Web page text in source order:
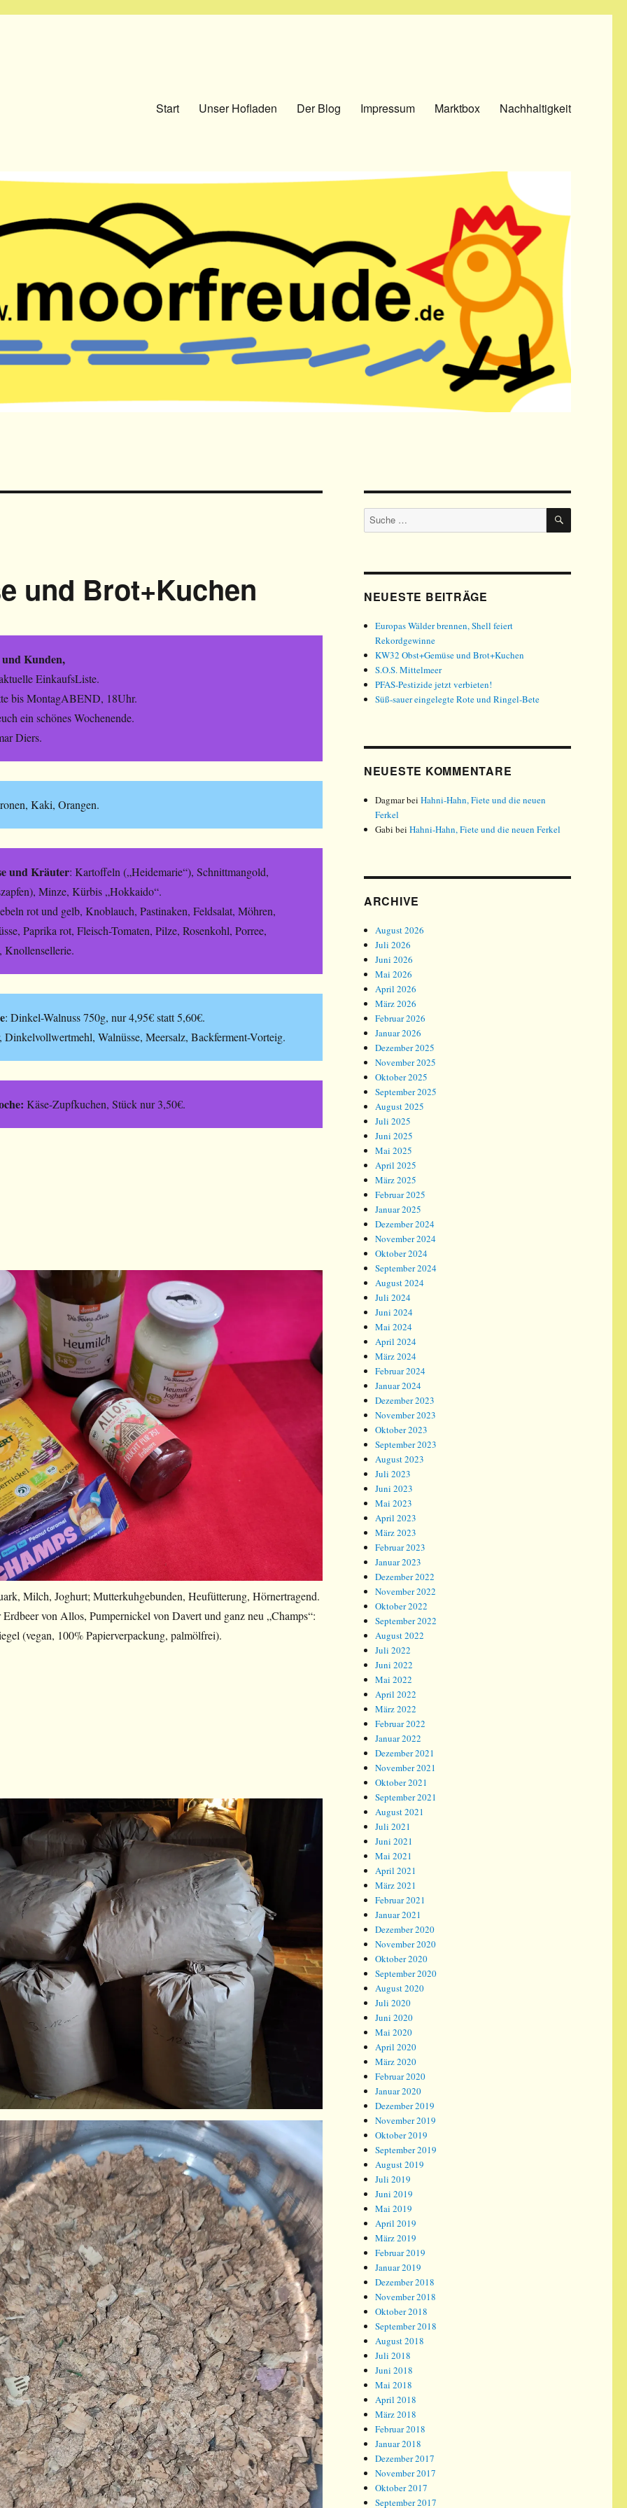
Start Unser Hofladen Der Blog Impressum Marktbox Nachhaltigkeit
und Brot+Kuchen
Kunden,
EinkaufsListe.
bis MontagABEND, 18Uhr.
ein schönes Wochenende.
Diers.
Kaki, Orangen.
und Kräuter: Kartoffeln („Heidemarie“), Schnittmangold,
Minze, Kürbis „Hokkaido“.
rot und gelb, Knoblauch, Pastinaken, Feldsalat, Möhren,
Paprika rot, Fleisch-Tomaten, Pilze, Rosenkohl, Porree,
Knollensellerie.
: Dinkel-Walnuss 750g, nur 4,95€ statt 5,60€.
Dinkelvollwertmehl, Walnüsse, Meersalz, Backferment-Vorteig.
Käse-Zupfkuchen, Stück nur 3,50€.
Milch, Joghurt; Mutterkuhgebunden, Heufütterung, Hörnertragend.
von Allos, Pumpernickel von Davert und ganz neu „Champs“:
(vegan, 100% Papierverpackung, palmölfrei).
Suche
nach:
SUCHE
NEUESTE BEITRÄGE
Europas Wälder brennen, Shell feiert
Rekordgewinne
KW32 Obst+Gemüse und Brot+Kuchen
S.O.S. Mittelmeer
PFAS-Pestizide jetzt verbieten!
Süß-sauer eingelegte Rote und Ringel-Bete
NEUESTE KOMMENTARE
DagmarbeiHahni-Hahn, Fiete und die neuen
Ferkel
Gabi beiHahni-Hahn, Fiete und die neuen Ferkel
ARCHIVE
August 2026
Juli 2026
Juni 2026
Mai 2026
April 2026
März 2026
Februar 2026
Januar 2026
Dezember 2025
November 2025
Oktober 2025
September 2025
August 2025
Juli 2025
Juni 2025
Mai 2025
April 2025
März 2025
Februar 2025
Januar 2025
Dezember 2024
November 2024
Oktober 2024
September 2024
August 2024
Juli 2024
Juni 2024
Mai 2024
April 2024
März 2024
Februar 2024
Januar 2024
Dezember 2023
November 2023
Oktober 2023
September 2023
August 2023
Juli 2023
Juni 2023
Mai 2023
April 2023
März 2023
Februar 2023
Januar 2023
Dezember 2022
November 2022
Oktober 2022
September 2022
August 2022
Juli 2022
Juni 2022
Mai 2022
April 2022
März 2022
Februar 2022
Januar 2022
Dezember 2021
November 2021
Oktober 2021
September 2021
August 2021
Juli 2021
Juni 2021
Mai 2021
April 2021
März 2021
Februar 2021
Januar 2021
Dezember 2020
November 2020
Oktober 2020
September 2020
August 2020
Juli 2020
Juni 2020
Mai 2020
April 2020
März 2020
Februar 2020
Januar 2020
Dezember 2019
November 2019
Oktober 2019
September 2019
August 2019
Juli 2019
Juni 2019
Mai 2019
April 2019
März 2019
Februar 2019
Januar 2019
Dezember 2018
November 2018
Oktober 2018
September 2018
August 2018
Juli 2018
Juni 2018
Mai 2018
April 2018
März 2018
Februar 2018
Januar 2018
Dezember 2017
November 2017
Oktober 2017
September 2017